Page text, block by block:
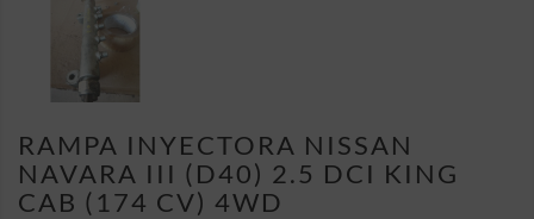
RAMPA INYECTORA NISSAN
NAVARA III (D40) 2.5 DCI KING
CAB (174 CV) 4WD